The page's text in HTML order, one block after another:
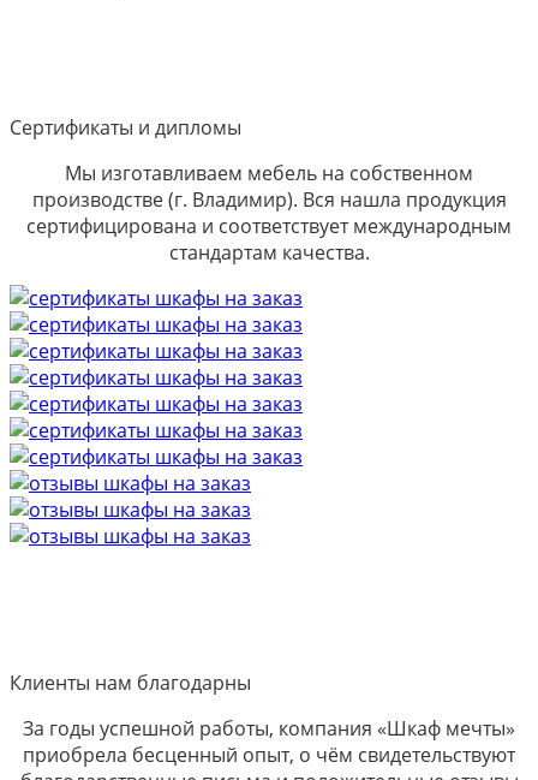
Сертификаты и дипломы
Мы изготавливаем мебель на собственном
производстве (г. Владимир). Вся нашла продукция
сертифицирована и соответствует международным
стандартам качества.
Клиенты нам благодарны
За годы успешной работы, компания «Шкаф мечты»
приобрела бесценный опыт, о чём свидетельствуют